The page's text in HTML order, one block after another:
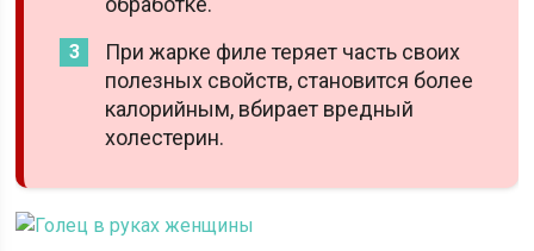
При жарке филе теряет часть своих
полезных свойств, становится более
калорийным, вбирает вредный
холестерин.